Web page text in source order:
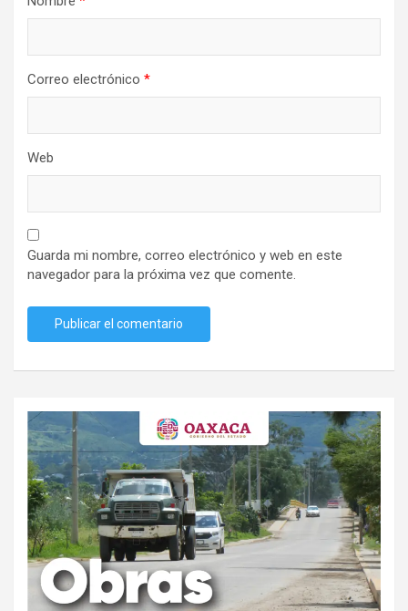
Correo electrónico *
Web
Guarda mi nombre, correo electrónico y web en este
navegador para la próxima vez que comente.